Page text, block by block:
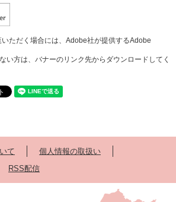
ただく場合には、Adobe社が提供するAdobe
い方は、バナーのリンク先からダウンロードしてく
て
個人情報の取扱い
RSS配信